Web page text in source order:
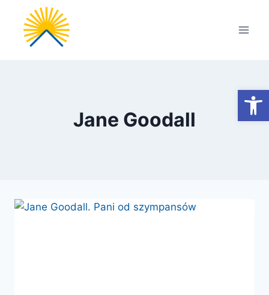
Przejdź
treści
Jane Goodall